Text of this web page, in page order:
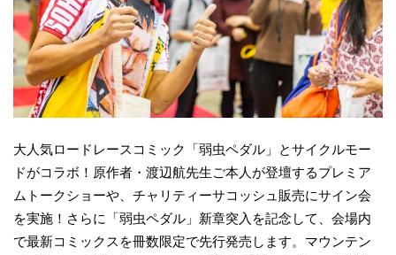
大人気ロードレースコミック「弱虫ペダル」とサイクルモー
ドがコラボ！原作者・渡辺航先生ご本人が登壇するプレミア
ムトークショーや、チャリティーサコッシュ販売にサイン会
を実施！さらに「弱虫ペダル」新章突入を記念して、会場内
で最新コミックスを冊数限定で先行発売します。マウンテン